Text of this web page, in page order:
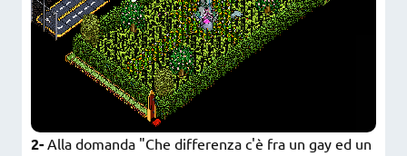
2- Alla domanda "Che differenza c'è fra un gay ed un